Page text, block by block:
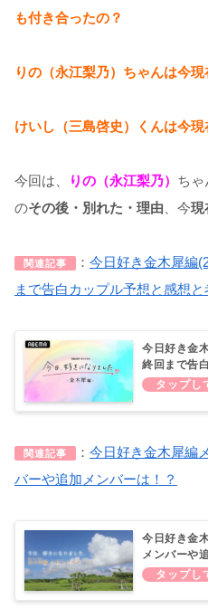
も付き合ったの？
りの（永江梨乃）ちゃんは今
けいし（三島啓史）くんは今
今回は、 りの（永江梨乃） ちゃ
のその後・別れた・理由 、今現
関連記事 ： 今日好き金木犀編
まで告白カップル予想と感想と
今日好き金
終回まで告
関連記事 ： 今日好き金木犀編
バーや追加メンバーは！？
今日好き金
メンバーや